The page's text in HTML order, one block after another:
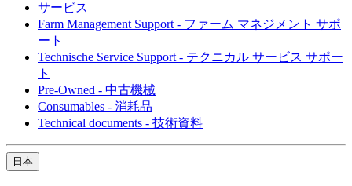
サービス
Farm Management Support - ファーム マネジメント サポ
ート
Technische Service Support - テクニカル サービス サポー
ト
Pre-Owned - 中古機械
Consumables - 消耗品
Technical documents - 技術資料
日本